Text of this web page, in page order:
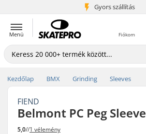
Gyors szállítás
5+ millió ügyfél
Menü Fiókom
Kezdőlap BMX Grinding Sleeves
FIEND
Belmont PC Peg Sleeve
5,0//1 vélemény